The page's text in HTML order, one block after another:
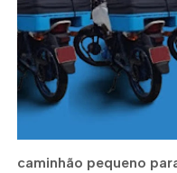
caminhão pequeno